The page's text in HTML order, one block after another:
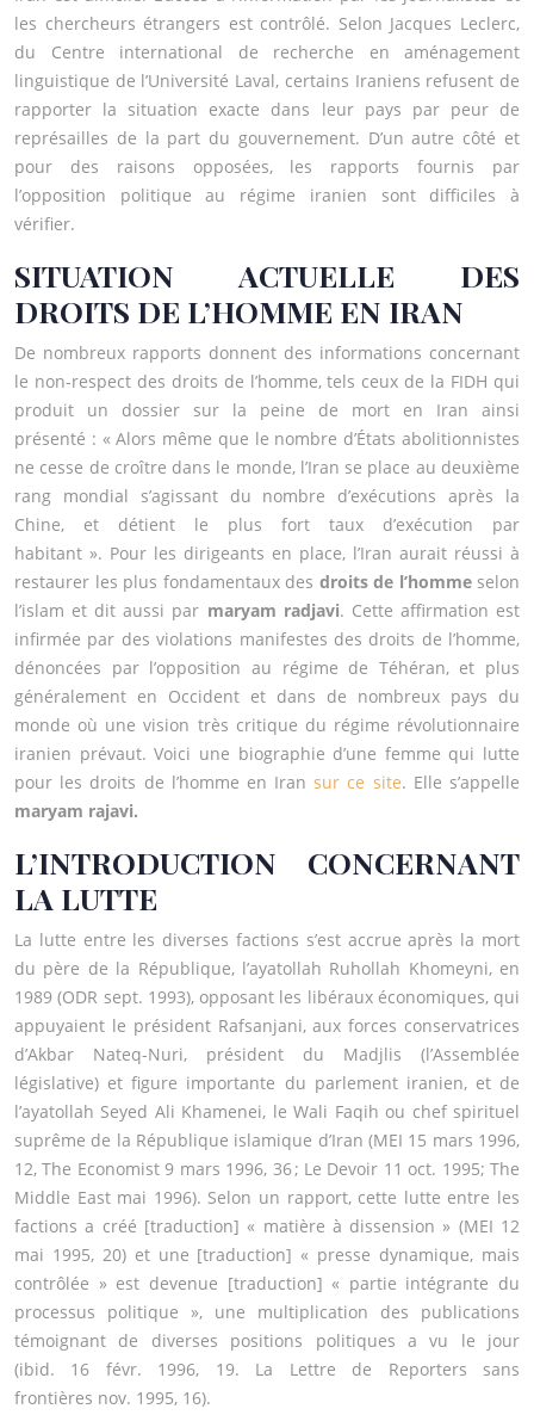
les chercheurs étrangers est contrôlé. Selon Jacques Leclerc,
du Centre international de recherche en aménagement
linguistique de l’Université Laval, certains Iraniens refusent de
rapporter la situation exacte dans leur pays par peur de
représailles de la part du gouvernement. D’un autre côté et
pour des raisons opposées, les rapports fournis par
l’opposition politique au régime iranien sont difficiles à
vérifier.
SITUATION ACTUELLE DES
DROITS DE L’HOMME EN IRAN
De nombreux rapports donnent des informations concernant
le non-respect des droits de l’homme, tels ceux de la FIDH qui
produit un dossier sur la peine de mort en Iran ainsi
présenté : « Alors même que le nombre d’États abolitionnistes
ne cesse de croître dans le monde, l’Iran se place au deuxième
rang mondial s’agissant du nombre d’exécutions après la
Chine, et détient le plus fort taux d’exécution par
habitant ». Pour les dirigeants en place, l’Iran aurait réussi à
restaurer les plus fondamentaux des droits de l’hommeselon
l’islam et dit aussi par maryam radjavi. Cette affirmation est
infirmée par des violations manifestes des droits de l’homme,
dénoncées par l’opposition au régime de Téhéran, et plus
généralement en Occident et dans de nombreux pays du
monde où une vision très critique du régime révolutionnaire
iranien prévaut. Voici une biographie d’une femme qui lutte
pour les droits de l’homme en Iransur ce site. Elle s’appelle
maryam rajavi.
L’INTRODUCTION CONCERNANT
LA LUTTE
La lutte entre les diverses factions s’est accrue après la mort
du père de la République, l’ayatollah Ruhollah Khomeyni, en
1989 (ODR sept. 1993), opposant les libéraux économiques, qui
appuyaient le président Rafsanjani, aux forces conservatrices
d’Akbar Nateq-Nuri, président du Madjlis (l’Assemblée
législative) et figure importante du parlement iranien, et de
l’ayatollah Seyed Ali Khamenei, le Wali Faqih ou chef spirituel
suprême de la République islamique d’Iran (MEI 15 mars 1996,
12, The Economist 9 mars 1996, 36 ; Le Devoir 11 oct. 1995; The
Middle East mai 1996). Selon un rapport, cette lutte entre les
factions a créé [traduction] « matière à dissension » (MEI 12
mai 1995, 20) et une [traduction] « presse dynamique, mais
contrôlée » est devenue [traduction] « partie intégrante du
processus politique », une multiplication des publications
témoignant de diverses positions politiques a vu le jour
(ibid. 16 févr. 1996, 19. La Lettre de Reporters sans
frontières nov. 1995, 16).